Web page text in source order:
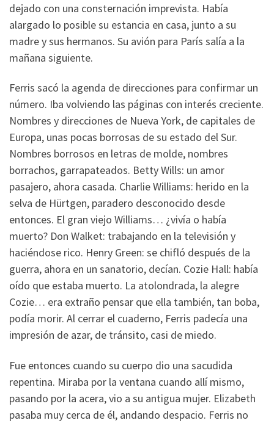
dejado con una consternación imprevista. Había
alargado lo posible su estancia en casa, junto a su
madre y sus hermanos. Su avión para París salía a la
mañana siguiente.
Ferris sacó la agenda de direcciones para confirmar un
número. Iba volviendo las páginas con interés creciente.
Nombres y direcciones de Nueva York, de capitales de
Europa, unas pocas borrosas de su estado del Sur.
Nombres borrosos en letras de molde, nombres
borrachos, garrapateados. Betty Wills: un amor
pasajero, ahora casada. Charlie Williams: herido en la
selva de Hürtgen, paradero desconocido desde
entonces. El gran viejo Williams… ¿vivía o había
muerto? Don Walket: trabajando en la televisión y
haciéndose rico. Henry Green: se chifló después de la
guerra, ahora en un sanatorio, decían. Cozie Hall: había
oído que estaba muerto. La atolondrada, la alegre
Cozie… era extraño pensar que ella también, tan boba,
podía morir. Al cerrar el cuaderno, Ferris padecía una
impresión de azar, de tránsito, casi de miedo.
Fue entonces cuando su cuerpo dio una sacudida
repentina. Miraba por la ventana cuando allí mismo,
pasando por la acera, vio a su antigua mujer. Elizabeth
pasaba muy cerca de él, andando despacio. Ferris no